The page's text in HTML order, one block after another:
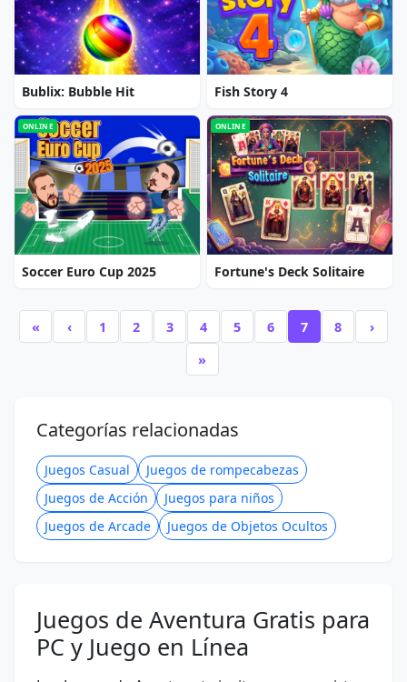
Bublix: Bubble Hit Fish Story 4
ONLINE
Soccer Euro Cup 2025
ONLINE
Fortune's Deck Solitaire
« ‹ 1 2 3 4 5 6 7 8
›
»
Categorías relacionadas
Juegos Casual
Juegos de rompecabezas
Juegos de Acción
Juegos para niños
Juegos de Arcade
Juegos de Objetos Ocultos
Juegos de Aventura Gratis para
PC y Juego en Línea